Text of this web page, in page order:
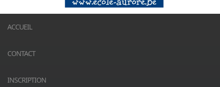
ACCUEIL
CONTACT
INSCRIPTION